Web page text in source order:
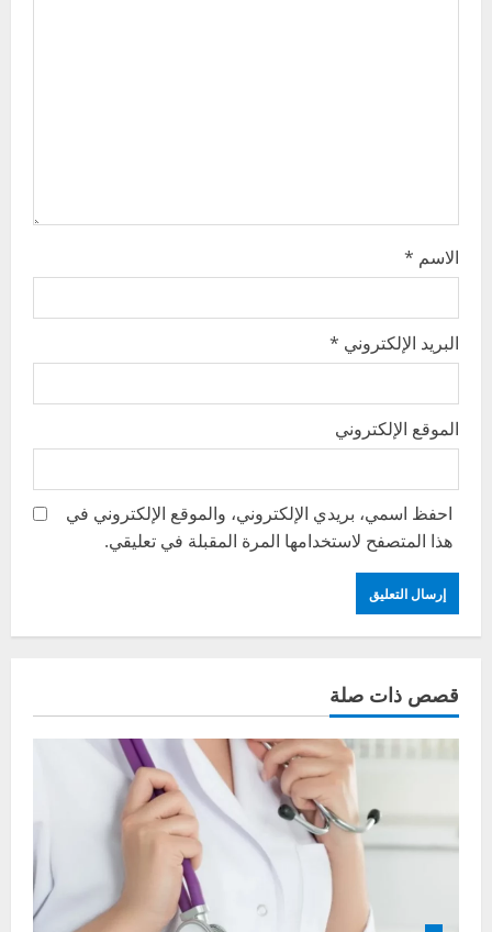
الاسم *
البريد الإلكتروني *
الموقع الإلكتروني
احفظ اسمي، بريدي الإلكتروني، والموقع الإلكتروني في
هذا المتصفح لاستخدامها المرة المقبلة في تعليقي.
قصص ذات صلة